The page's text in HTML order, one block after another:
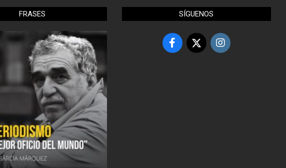
FRASES SÍGUENOS